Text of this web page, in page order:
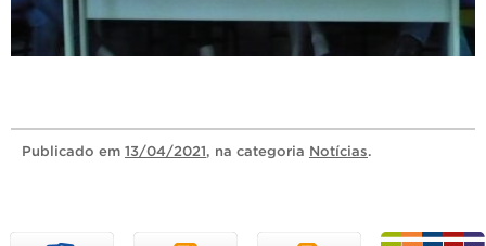
Publicado em 13/04/2021, na categoria Notícias.